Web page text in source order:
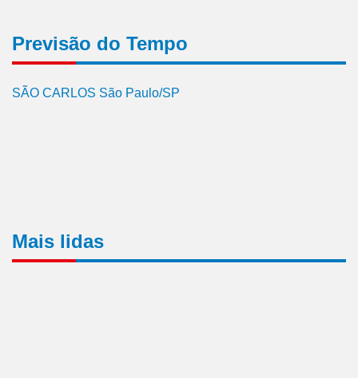
Previsão do Tempo
SÃO CARLOS São Paulo/SP
Mais lidas